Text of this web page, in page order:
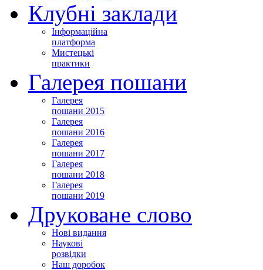
Клубні заклади
Інформаційна
платформа
Мистецькі
практики
Галерея пошани
Галерея
пошани 2015
Галерея
пошани 2016
Галерея
пошани 2017
Галерея
пошани 2018
Галерея
пошани 2019
Друковане слово
Нові видання
Наукові
розвідки
Наш доробок